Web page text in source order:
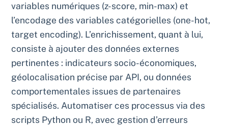
variables numériques (z-score, min-max) et
l’encodage des variables catégorielles (one-hot,
target encoding). L’enrichissement, quant à lui,
consiste à ajouter des données externes
pertinentes : indicateurs socio-économiques,
géolocalisation précise par API, ou données
comportementales issues de partenaires
spécialisés. Automatiser ces processus via des
scripts Python ou R, avec gestion d’erreurs